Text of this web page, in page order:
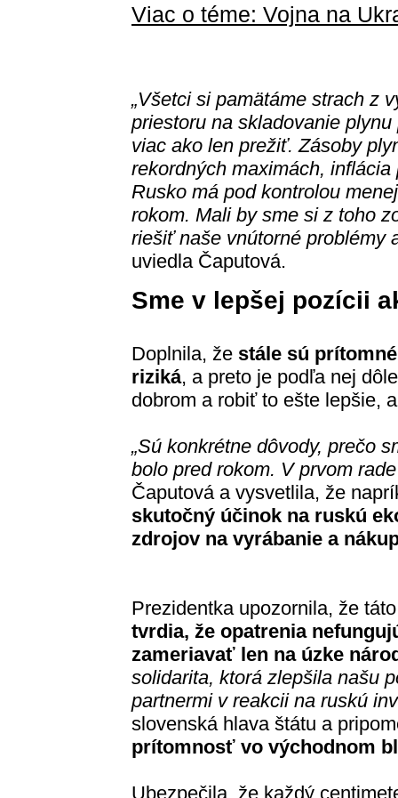
Viac o téme: Vojna na
„Všetci si pamätáme strach z
priestoru na skladovanie
viac ako len prežiť. Zásoby
rekordných maximách,
Rusko má pod kontrolou
rokom. Mali by sme si z toho
riešiť naše vnútorné problémy
uviedla Čaputová.
Sme v lepšej pozícii
Doplnila, že stále sú
riziká, a preto je podľa nej
dobrom a robiť to ešte lepšie,
„Sú konkrétne dôvody, prečo
bolo pred rokom. V prvom
Čaputová a vysvetlila, že
skutočný účinok na ruskú
zdrojov na vyrábanie a
Prezidentka upozornila, že
tvrdia, že opatrenia
zameriavať len na úzke
solidarita, ktorá zlepšila našu
partnermi v reakcii na ruskú
slovenská hlava štátu a
prítomnosť vo východnom
Ubezpečila, že každý